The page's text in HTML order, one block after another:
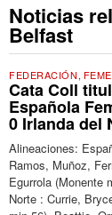
Noticias
Belfast
FEDERACIÓN,
Cata Coll
Española
0 Irlanda del
Alineaciones:
Ramos, Muñoz,
Egurrola (Monente
Norte : Currie,